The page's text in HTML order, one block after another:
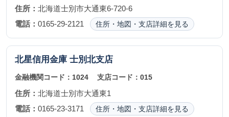
住所： 北海道士別市大通東6-720-6
電話： 0165-29-2121 住所・地図・支店詳細を見る
北星信用金庫 士別北支店
金融機関コード： 1024 支店コード：015
住所： 北海道士別市大通東1
電話： 0165-23-3171 住所・地図・支店詳細を見る